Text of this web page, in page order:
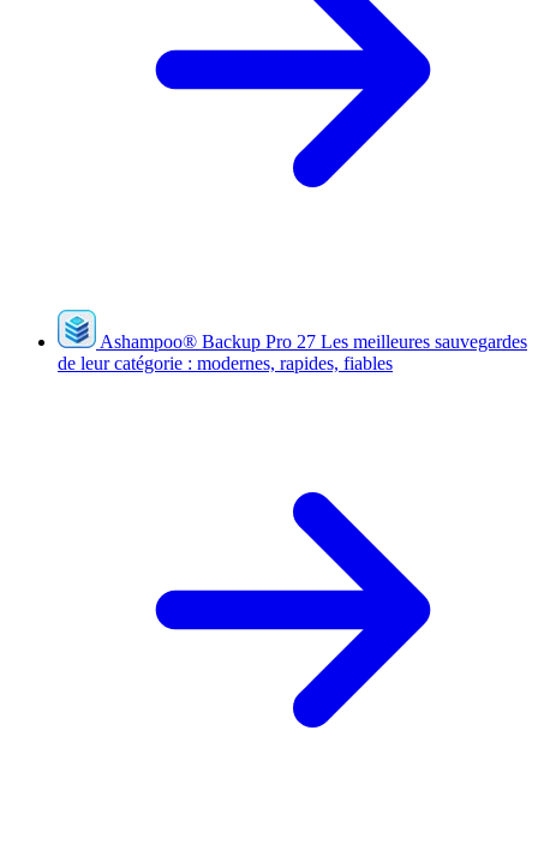
Ashampoo® Backup Pro 27 Les meilleures sauvegardes
de leur catégorie : modernes, rapides, fiables